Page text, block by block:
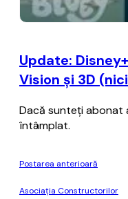
Update:
Vision şi 3D
Dacă sunteţi abonat
întâmplat.
Postarea anterioară
Asociaţia Constructorilor